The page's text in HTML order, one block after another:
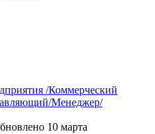
/Коммерческий
Менеджер/
10 марта